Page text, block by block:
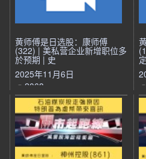
黄师傅是日选股：康师傅
(322) | 美私营企业新增职位多
於预期 | 史
2025年11月6日
2068